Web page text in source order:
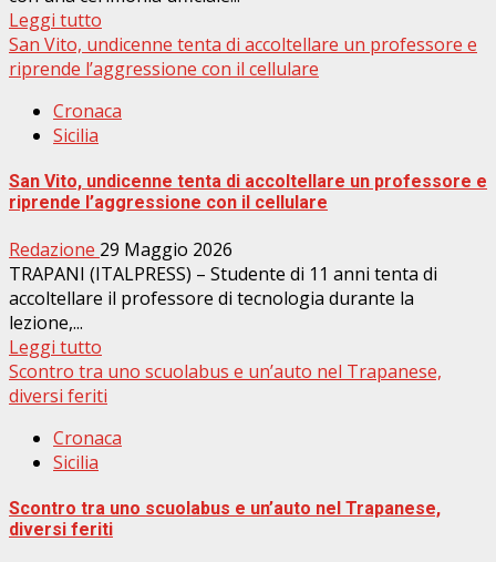
Leggi tutto
San Vito, undicenne tenta di accoltellare un professore e
riprende l’aggressione con il cellulare
Cronaca
Sicilia
San Vito, undicenne tenta di accoltellare un professore e
riprende l’aggressione con il cellulare
Redazione 29 Maggio 2026
TRAPANI (ITALPRESS) – Studente di 11 anni tenta di
accoltellare il professore di tecnologia durante la
lezione,...
Leggi tutto
Scontro tra uno scuolabus e un’auto nel Trapanese,
diversi feriti
Cronaca
Sicilia
Scontro tra uno scuolabus e un’auto nel Trapanese,
diversi feriti